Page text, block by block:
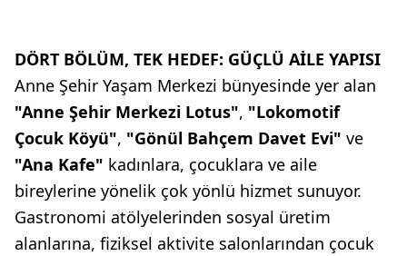
DÖRT BÖLÜM, TEK HEDEF: GÜÇLÜ AİLE YAPISI
Anne Şehir Yaşam Merkezi bünyesinde yer alan
"Anne Şehir Merkezi Lotus", "Lokomotif
Çocuk Köyü", "Gönül Bahçem Davet Evi" ve
"Ana Kafe" kadınlara, çocuklara ve aile
bireylerine yönelik çok yönlü hizmet sunuyor.
Gastronomi atölyelerinden sosyal üretim
alanlarına, fiziksel aktivite salonlarından çocuk